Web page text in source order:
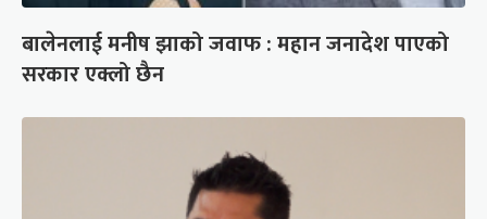
बालेनलाई मनीष झाको जवाफ : महान जनादेश पाएको
सरकार एक्लो छैन